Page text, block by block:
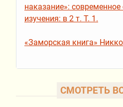
наказание»: современное
изучения: в 2 т. Т. 1.
«Заморская книга»
СМОТРЕТЬ